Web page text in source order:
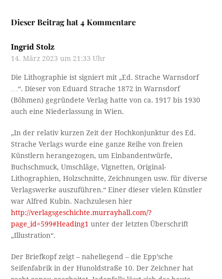
Dieser Beitrag hat 4 Kommentare
Ingrid Stolz
14. März 2023 um 21:33 Uhr
Die Lithographie ist signiert mit „Ed. Strache Warnsdorf
…“. Dieser von Eduard Strache 1872 in Warnsdorf
(Böhmen) gegründete Verlag hatte von ca. 1917 bis 1930
auch eine Niederlassung in Wien.
„In der relativ kurzen Zeit der Hochkonjunktur des Ed.
Strache Verlags wurde eine ganze Reihe von freien
Künstlern herangezogen, um Einbandentwürfe,
Buchschmuck, Umschläge, Vignetten, Original-
Lithographien, Holzschnitte, Zeichnungen usw. für diverse
Verlagswerke auszuführen.“ Einer dieser vielen Künstler
war Alfred Kubin. Nachzulesen hier
http://verlagsgeschichte.murrayhall.com/?
page_id=599#Heading1 unter der letzten Überschrift
„Illustration“.
Der Briefkopf zeigt – naheliegend – die Epp’sche
Seifenfabrik in der Hunoldstraße 10. Der Zeichner hat